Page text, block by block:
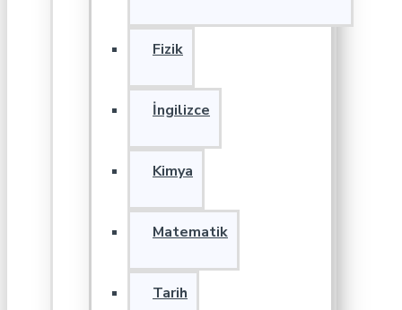
Fizik
İngilizce
Kimya
Matematik
Tarih